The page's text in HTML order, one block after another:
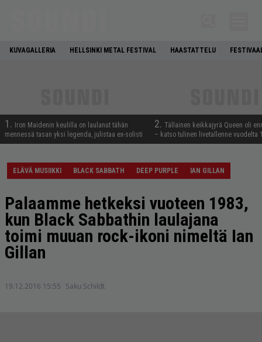
KUVAGALLERIA HELLSINKI METAL FESTIVAL HAASTATTELU
1.
Iron Maidenin keulilla on laulanut tähän
mennessä tasan yksi legenda, julistaa ex-solisti
2. Tällainen keikkajyrä Queen oli
– katso tulinen livetallenne vuodelta
ELÄVÄ MUSIIKKI BLACK SABBATH DEEP PURPLE IAN GILLAN
Palaamme hetkeksi vuoteen 1983,
kun Black Sabbathin laulajana
toimi muuan rock-ikoni nimeltä Ian
Gillan
19.12.2016 15:55 Saku Schildt